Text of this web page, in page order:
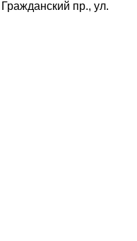
пр., ул.